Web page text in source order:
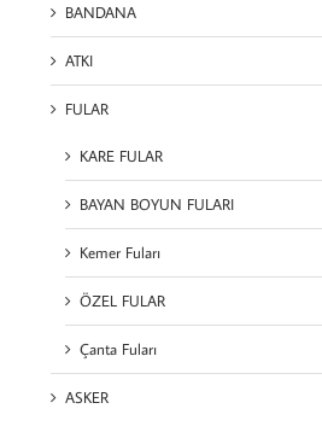
BANDANA
ATKI
FULAR
KARE FULAR
BAYAN BOYUN FULARI
Kemer Fuları
ÖZEL FULAR
Çanta Fuları
ASKER